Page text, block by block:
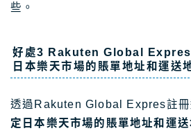
些。
好處3 Rakuten Global Expres
日本樂天市場的賬單地址和運送
透過Rakuten Global Expres註冊
定日本樂天市場的賬單地址和運送